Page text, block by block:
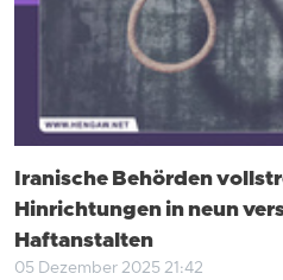
Iranische Behörden
Hinrichtungen in neun
Haftanstalten
05 Dezember 2025 21:42